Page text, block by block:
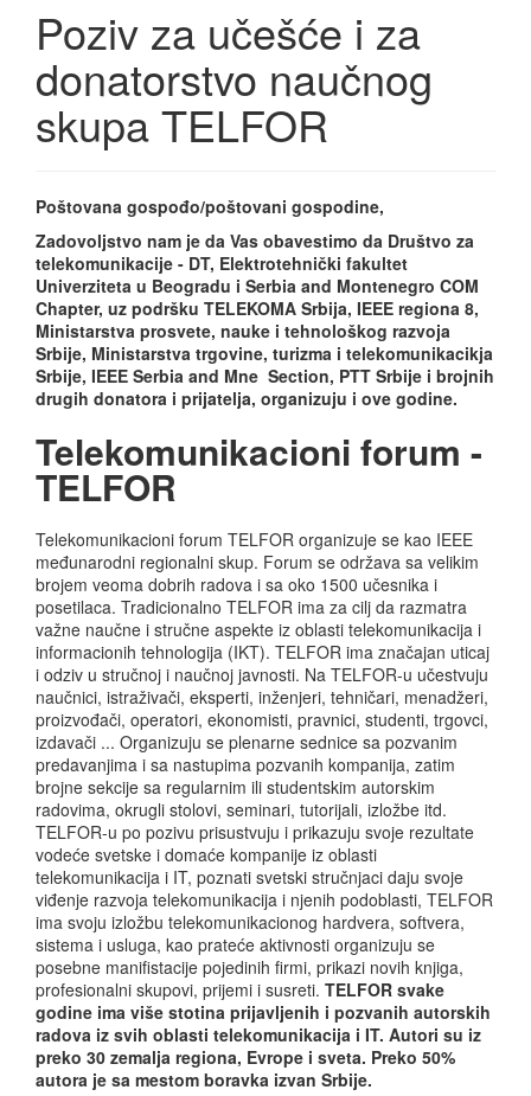
Poziv za učešće i za
donatorstvo naučnog
skupa TELFOR
Poštovana gospođo/poštovani gospodine,
Zadovoljstvo nam je da Vas obavestimo da Društvo za
telekomunikacije - DT, Elektrotehnički fakultet
Univerziteta u Beogradu i Serbia and Montenegro COM
Chapter, uz podršku TELEKOMA Srbija, IEEE regiona 8,
Ministarstva prosvete, nauke i tehnološkog razvoja
Srbije, Ministarstva trgovine, turizma i telekomunikacikja
Srbije, IEEE Serbia and Mne Section, PTT Srbije i brojnih
drugih donatora i prijatelja, organizuju i ove godine.
Telekomunikacioni forum -
TELFOR
Telekomunikacioni forum TELFOR organizuje se kao IEEE
međunarodni regionalni skup. Forum se održava sa velikim
brojem veoma dobrih radova i sa oko 1500 učesnika i
posetilaca. Tradicionalno TELFOR ima za cilj da razmatra
važne naučne i stručne aspekte iz oblasti telekomunikacija i
informacionih tehnologija (IKT). TELFOR ima značajan uticaj
i odziv u stručnoj i naučnoj javnosti. Na TELFOR-u učestvuju
naučnici, istraživači, eksperti, inženjeri, tehničari, menadžeri,
proizvođači, operatori, ekonomisti, pravnici, studenti, trgovci,
izdavači ... Organizuju se plenarne sednice sa pozvanim
predavanjima i sa nastupima pozvanih kompanija, zatim
brojne sekcije sa regularnim ili studentskim autorskim
radovima, okrugli stolovi, seminari, tutorijali, izložbe itd.
TELFOR-u po pozivu prisustvuju i prikazuju svoje rezultate
vodeće svetske i domaće kompanije iz oblasti
telekomunikacija i IT, poznati svetski stručnjaci daju svoje
viđenje razvoja telekomunikacija i njenih podoblasti, TELFOR
ima svoju izložbu telekomunikacionog hardvera, softvera,
sistema i usluga, kao prateće aktivnosti organizuju se
posebne manifistacije pojedinih firmi, prikazi novih knjiga,
profesionalni skupovi, prijemi i susreti. TELFOR svake
godine ima više stotina prijavljenih i pozvanih autorskih
radova iz svih oblasti telekomunikacija i IT. Autori su iz
preko 30 zemalja regiona, Evrope i sveta. Preko 50%
autora je sa mestom boravka izvan Srbije.